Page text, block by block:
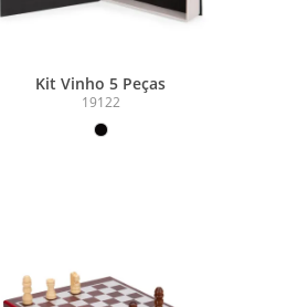
Kit Vinho 5 Peças
19122